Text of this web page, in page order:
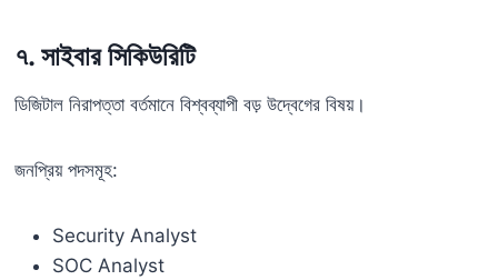
৭. সাইবার সিকিউরিটি
ডিজিটাল নিরাপত্তা বর্তমানে বিশ্বব্যাপী বড় উদ্বেগের বিষয়।
জনপ্রিয় পদসমূহ:
Security Analyst
SOC Analyst